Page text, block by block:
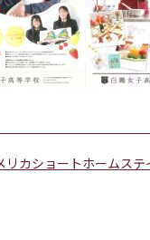
リカショートホームス